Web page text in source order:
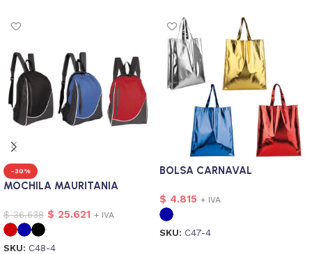
-30%
MOCHILA MAURITANIA
$36.638 $ 25.621 + IVA
SKU: C48-4
BOLSA CARNAVAL
$ 4.815 + IVA
SKU: C47-4